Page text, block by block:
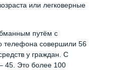
или легковерные
путём с
телефона совершили 56
у граждан. С
45. Это более 100